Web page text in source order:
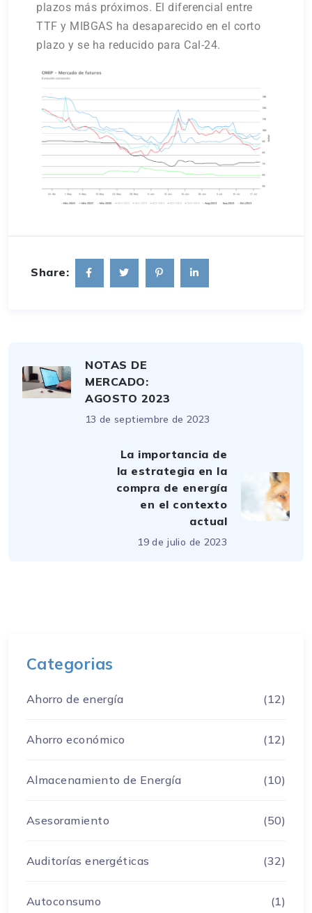
plazos más próximos. El diferencial entre
TTF y MIBGAS ha desaparecido en el corto
plazo y se ha reducido para Cal-24.
Share:
NOTAS DE
MERCADO:
AGOSTO 2023
13 de septiembre de 2023
La importancia de
la estrategia en la
compra de energía
en el contexto
actual
19 de julio de 2023
Categorias
Ahorro de energía (12)
Ahorro económico (12)
Almacenamiento de Energía (10)
Asesoramiento (50)
Auditorías energéticas (32)
Autoconsumo (1)